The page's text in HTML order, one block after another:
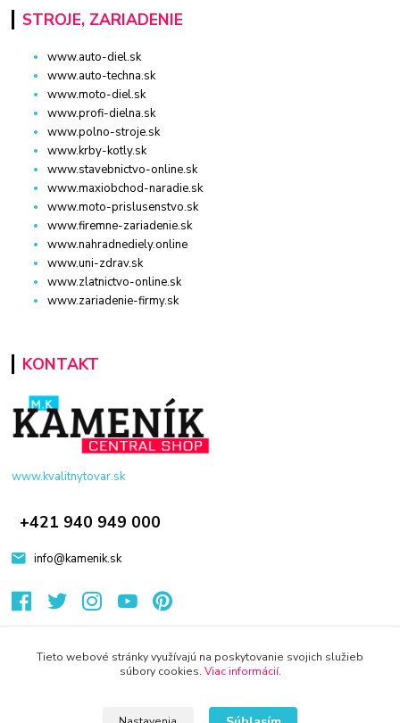
STROJE, ZARIADENIE
www.auto-diel.sk
www.auto-techna.sk
www.moto-diel.sk
www.profi-dielna.sk
www.polno-stroje.sk
www.krby-kotly.sk
www.stavebnictvo-online.sk
www.maxiobchod-naradie.sk
www.moto-prislusenstvo.sk
www.firemne-zariadenie.sk
www.nahradnediely.online
www.uni-zdrav.sk
www.zlatnictvo-online.sk
www.zariadenie-firmy.sk
KONTAKT
www.kvalitnytovar.sk
+421 940 949 000
info@kamenik.sk
Tieto webové stránky využívajú na poskytovanie svojich služieb
súbory cookies. Viac informácií.